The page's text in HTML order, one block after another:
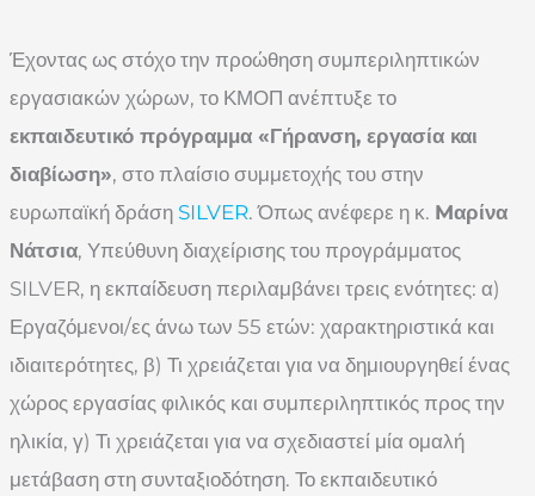
Έχοντας ως στόχο την προώθηση συμπεριληπτικών
εργασιακών χώρων, το ΚΜΟΠ ανέπτυξε το
εκπαιδευτικό πρόγραμμα «Γήρανση, εργασία και
διαβίωση», στο πλαίσιο συμμετοχής του στην
ευρωπαϊκή δράση SILVER. Όπως ανέφερε η κ. Mαρίνα
Νάτσια, Υπεύθυνη διαχείρισης του προγράμματος
SILVER, η εκπαίδευση περιλαμβάνει τρεις ενότητες: α)
Εργαζόμενοι/ες άνω των 55 ετών: χαρακτηριστικά και
ιδιαιτερότητες, β) Τι χρειάζεται για να δημιουργηθεί ένας
χώρος εργασίας φιλικός και συμπεριληπτικός προς την
ηλικία, γ) Τι χρειάζεται για να σχεδιαστεί μία ομαλή
μετάβαση στη συνταξιοδότηση. Το εκπαιδευτικό